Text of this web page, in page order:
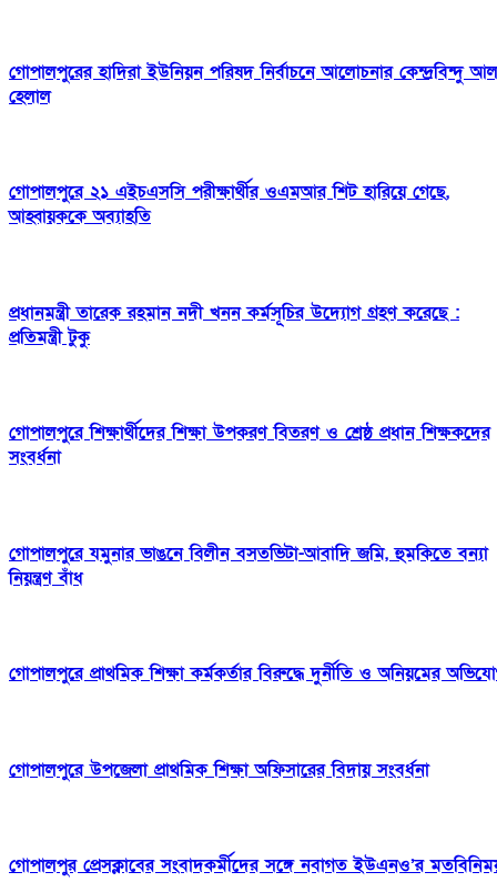
গোপালপুরের হাদিরা ইউনিয়ন পরিষদ নির্বাচনে আলোচনার কেন্দ্রবিন্দু আল
হেলাল
গোপালপুরে ২১ এইচএসসি পরীক্ষার্থীর ওএমআর শিট হারিয়ে গেছে,
আহ্বায়ককে অব্যাহতি
প্রধানমন্ত্রী তারেক রহমান নদী খনন কর্মসূচির উদ্যোগ গ্রহণ করেছে :
প্রতিমন্ত্রী টুকু
গোপালপুরে শিক্ষার্থীদের শিক্ষা উপকরণ বিতরণ ও শ্রেষ্ঠ প্রধান শিক্ষকদের
সংবর্ধনা
গোপালপুরে যমুনার ভাঙনে বিলীন বসতভিটা-আবাদি জমি, হুমকিতে বন্যা
নিয়ন্ত্রণ বাঁধ
গোপালপুরে প্রাথমিক শিক্ষা কর্মকর্তার বিরুদ্ধে দুর্নীতি ও অনিয়মের
গোপালপুরে উপজেলা প্রাথমিক শিক্ষা অফিসারের বিদায় সংবর্ধনা
গোপালপুর প্রেসক্লাবের সংবাদকর্মীদের সঙ্গে নবাগত ইউএনও’র